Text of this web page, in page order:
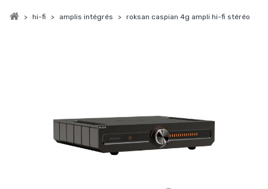
> hi-fi > amplis intégrés > roksan caspian 4g ampli hi-fi stéréo